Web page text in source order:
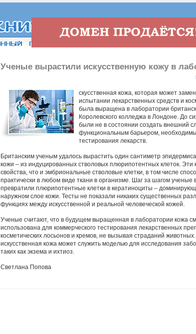
Ученые вырастили искусственную кожу в
скусственная кожа, которая может
испытании лекарственных средств и
была выращена в лаборатории
Королевского колледжа в Лондоне. До
были не в состоянии создать внешний
функциональным барьером,
тестирования лекарств.
Британским ученым удалось вырастить один сантиметр
кожи – из индуцированных стволовых плюрипотентных клеток. Эти
свойства, что и эмбриональные стволовые клетки, в том числе
практически в любом виде ткани в организме. Шаг за шагом ученые
превратили плюрипотентные клетки в кератиноциты –
наружном слое кожи. Тесты не показали никаких существенных
функциях между искусственной и реальной человеческой кожей.
Ученые считают, что в будущем выращенная в лаборатории кожа
использована для коммерческого тестирования лекарственных
косметических лосьонов и кремов, не вызывая страданий
искусственная кожа может служить моделью для исследования
таких как экзема и ихтиоз.
Светлана Попова